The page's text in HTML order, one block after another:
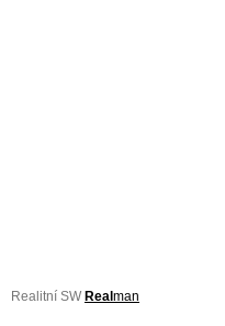
Realitní SW Real man